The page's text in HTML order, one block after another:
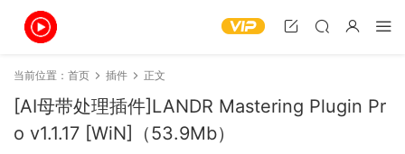
当前位置： 首页 插件 正文
[AI母带处理插件]LANDR Mastering Plugin Pr
o v1.1.17 [WiN]（53.9Mb）